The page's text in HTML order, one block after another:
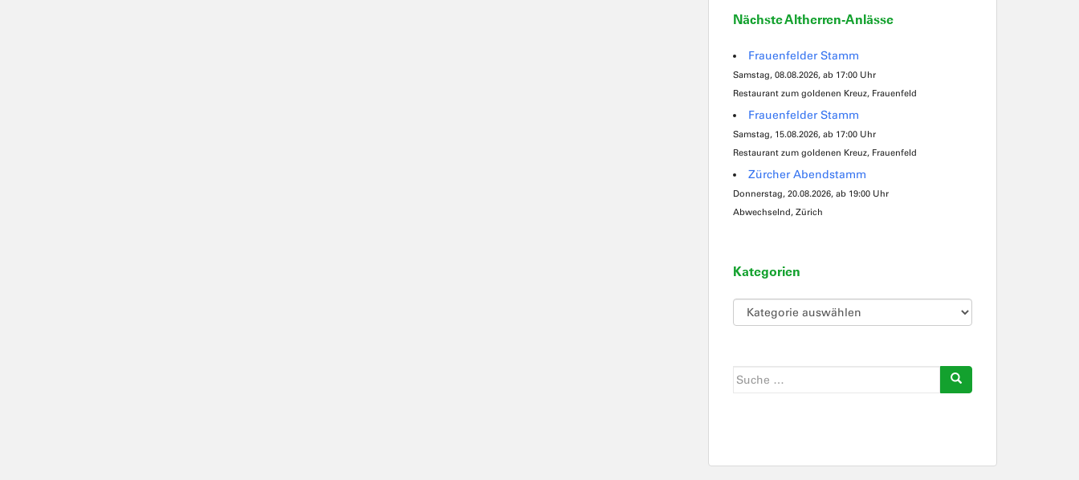
Nächste Altherren-Anlässe
Frauenfelder Stamm
Samstag, 08.08.2026, ab 17:00 Uhr
Restaurant zum goldenen Kreuz, Frauenfeld
Frauenfelder Stamm
Samstag, 15.08.2026, ab 17:00 Uhr
Restaurant zum goldenen Kreuz, Frauenfeld
Zürcher Abendstamm
Donnerstag, 20.08.2026, ab 19:00 Uhr
Abwechselnd, Zürich
Kategorien
Kategorien
Suche